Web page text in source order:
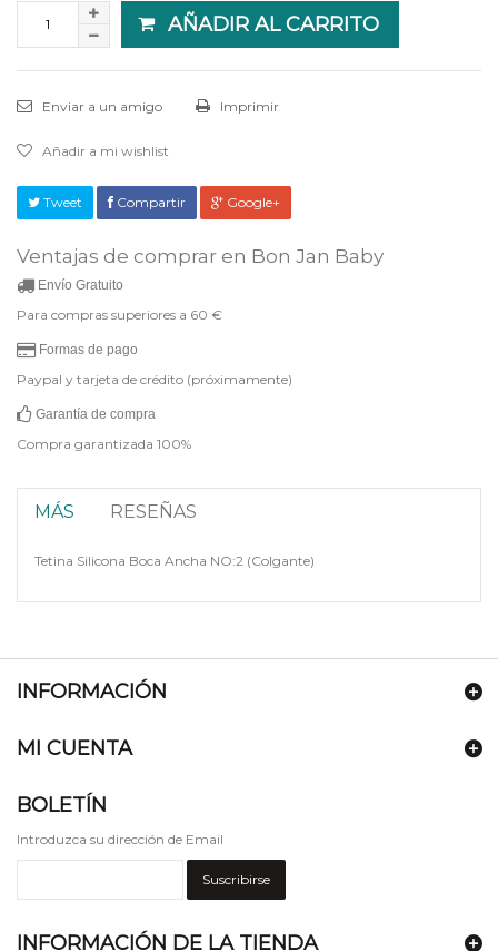
AÑADIR AL CARRITO
Enviar a un amigo Imprimir
Añadir a mi wishlist
Tweet Compartir Google+
Ventajas de comprar en Bon Jan Baby
Envío Gratuito
Para compras superiores a 60 €
Formas de pago
Paypal y tarjeta de crédito (próximamente)
Garantía de compra
Compra garantizada 100%
MÁS RESEÑAS
Tetina Silicona Boca Ancha NO:2 (Colgante)
INFORMACIÓN
MI CUENTA
BOLETÍN
Introduzca su dirección de Email
Suscribirse
INFORMACIÓN DE LA TIENDA